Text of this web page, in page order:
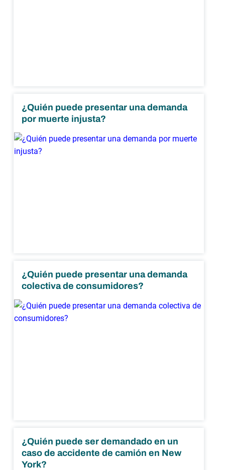
¿Quién puede presentar una demanda
por muerte injusta?
¿Quién puede presentar una demanda
colectiva de consumidores?
¿Quién puede ser demandado en un
caso de accidente de camión en New
York?